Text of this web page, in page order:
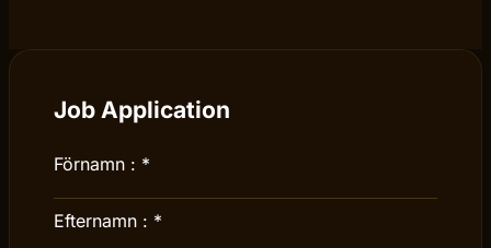
Job Application
Förnamn : *
Efternamn : *